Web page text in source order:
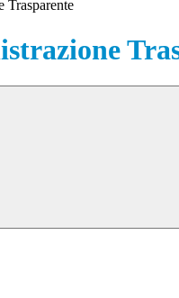
Trasparente